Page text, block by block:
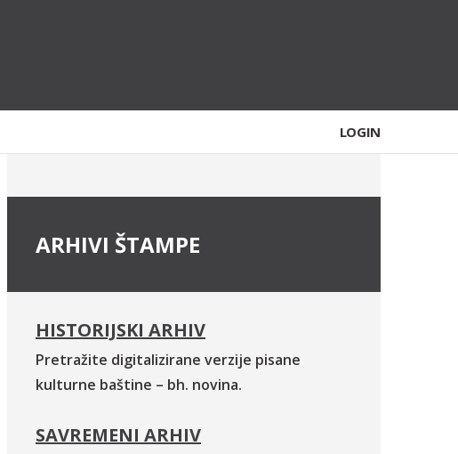
LOGIN
ARHIVI ŠTAMPE
HISTORIJSKI ARHIV
Pretražite digitalizirane verzije pisane
kulturne baštine – bh. novina.
SAVREMENI ARHIV